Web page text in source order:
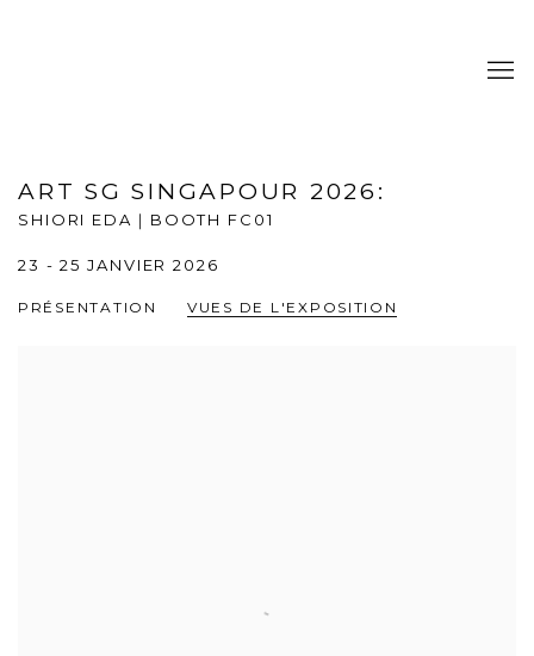
ART SG SINGAPOUR 2026 :
SHIORI EDA｜BOOTH FC01
23 - 25 JANVIER 2026
PRÉSENTATION VUES DE L'EXPOSITION